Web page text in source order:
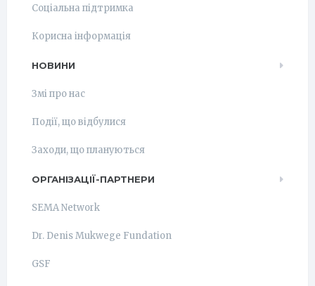
Соціальна підтримка
Корисна інформація
НОВИНИ
Змі про нас
Події, що відбулися
Заходи, що плануються
ОРГАНІЗАЦІЇ-ПАРТНЕРИ
SEMA Network
Dr. Denis Mukwege Fundation
GSF